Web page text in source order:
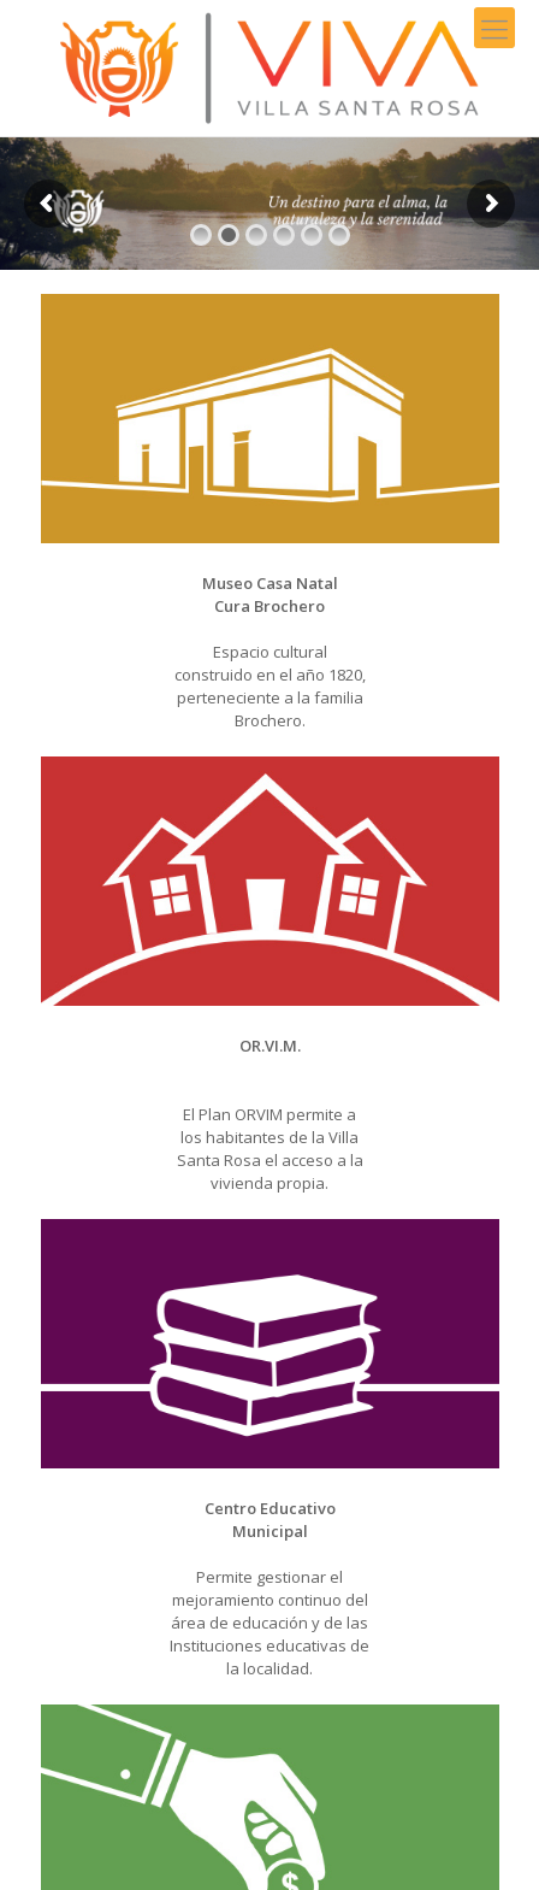
Museo Casa Natal
Cura Brochero
Espacio cultural
construido en el año 1820,
perteneciente a la familia
Brochero.
OR.VI.M.
El Plan ORVIM permite a
los habitantes de la Villa
Santa Rosa el acceso a la
vivienda propia.
Centro Educativo
Municipal
Permite gestionar el
mejoramiento continuo del
área de educación y de las
Instituciones educativas de
la localidad.